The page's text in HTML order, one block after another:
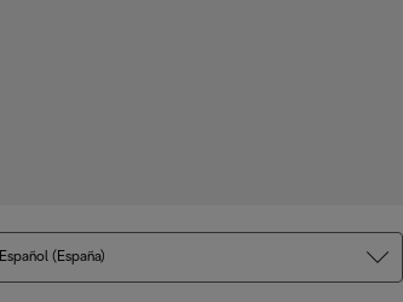
Español (España)